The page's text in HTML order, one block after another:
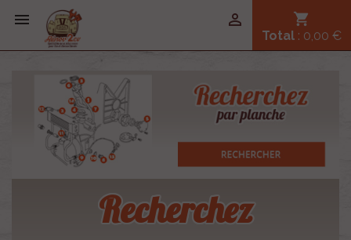
 shopping_cart
Total : 0,00 €

Recherchez